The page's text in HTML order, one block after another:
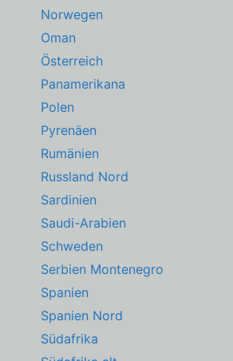
Norwegen
Oman
Österreich
Panamerikana
Polen
Pyrenäen
Rumänien
Russland Nord
Sardinien
Saudi-Arabien
Schweden
Serbien Montenegro
Spanien
Spanien Nord
Südafrika